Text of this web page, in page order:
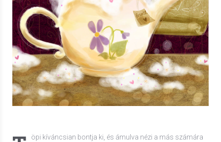
öpi kíváncsian bontja ki, és ámulva nézi a más számára